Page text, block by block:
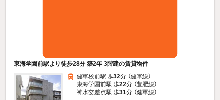
東海学園前駅より徒歩28分 築2年 3階建の賃貸物件
健軍校前駅 歩32分 （健軍線）
東海学園前駅 歩22分 （豊肥線）
神水交差点駅 歩31分 （健軍線）